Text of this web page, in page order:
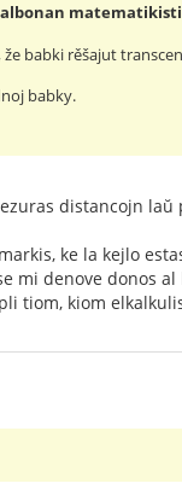
že babki rěšajut
babky.
distancojn
ke la kejlo
mi denove donos
tiom, kiom